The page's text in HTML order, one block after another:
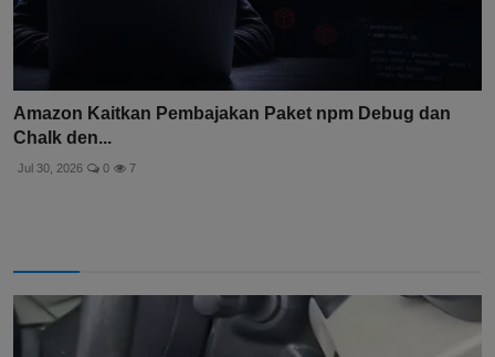
Amazon Kaitkan Pembajakan Paket npm Debug dan
Chalk den...
Jul 30, 2026 0 7